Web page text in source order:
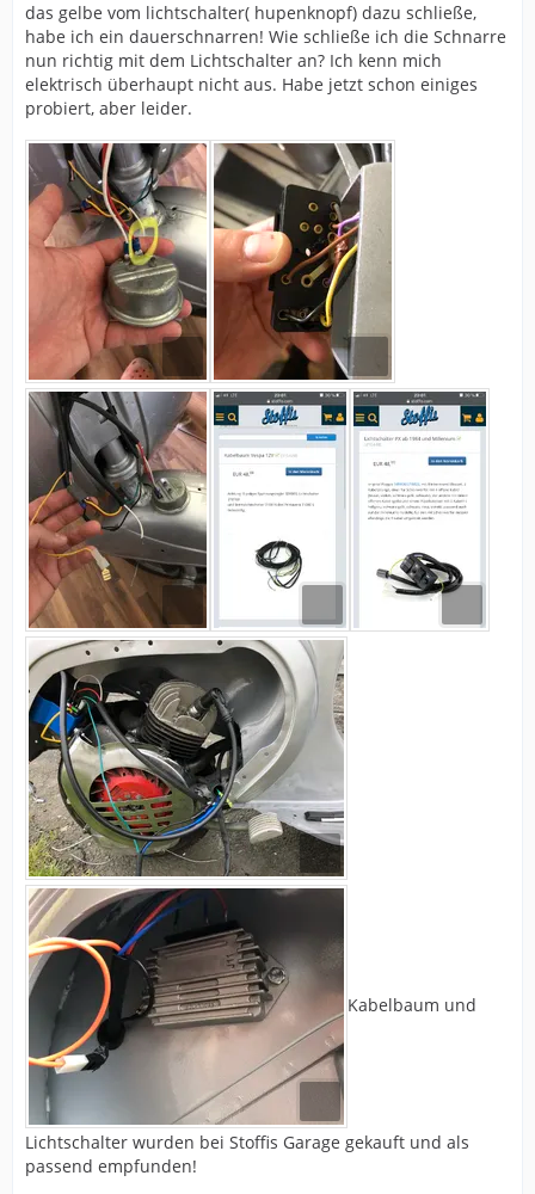
das gelbe vom lichtschalter( hupenknopf) dazu schließe,
habe ich ein dauerschnarren! Wie schließe ich die Schnarre
nun richtig mit dem Lichtschalter an? Ich kenn mich
elektrisch überhaupt nicht aus. Habe jetzt schon einiges
probiert, aber leider.
Kabelbaum und
Lichtschalter wurden bei Stoffis Garage gekauft und als
passend empfunden!